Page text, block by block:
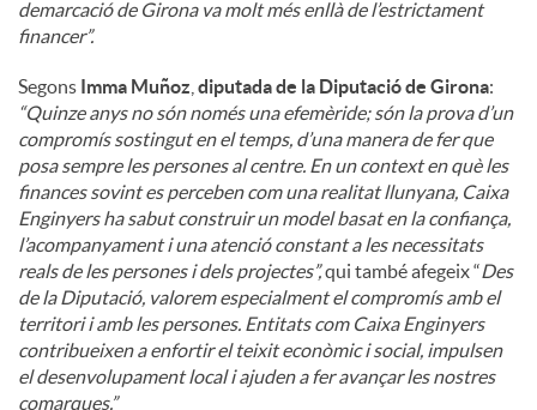
demarcació de Girona va molt més enllà de l’estrictament
financer”.
Segons Imma Muñoz diputada de la Diputació de Girona:
“Quinze anys no són només una efemèride; són la prova d’un
compromís sostingut en el temps, d’una manera de fer que
posa sempre les persones al centre. En un context en què les
finances sovint es perceben com una realitat llunyana, Caixa
Enginyers ha sabut construir un model basat en la confiança,
l’acompanyament i una atenció constant a les necessitats
reals de les persones i dels projectes”,qui també afegeix “Des
de la Diputació, valorem especialment el compromís amb el
territori i amb les persones. Entitats com Caixa Enginyers
contribueixen a enfortir el teixit econòmic i social, impulsen
el desenvolupament local i ajuden a fer avançar les nostres
comarques.”